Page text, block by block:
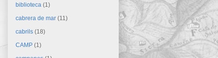
biblioteca (1)
cabrera de mar (11)
cabrils (18)
CAMP (1)